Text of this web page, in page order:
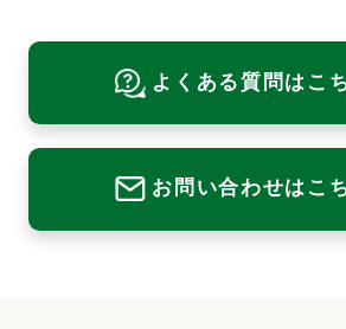
よくある質問はこ
お問い合わせはこ